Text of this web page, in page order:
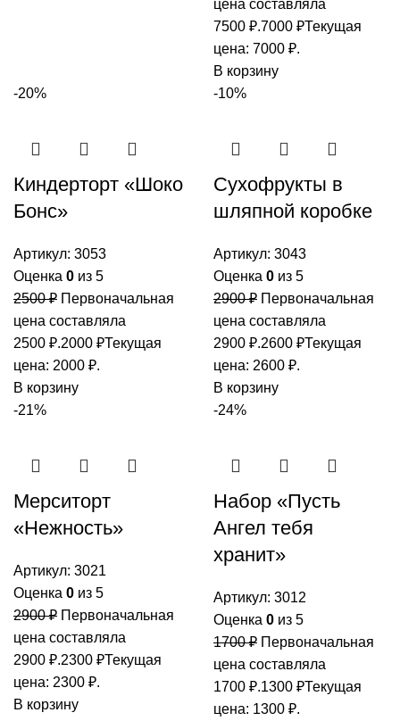
цена составляла
7500 ₽.7000 ₽Текущая
цена: 7000 ₽.
В корзину
-20%
Киндерторт «Шоко
Бонс»
Артикул: 3053
Оценка 0 из 5
2500₽ Первоначальная
цена составляла
2500 ₽.2000 ₽Текущая
цена: 2000 ₽.
В корзину
-10%
Сухофрукты в
шляпной коробке
Артикул: 3043
Оценка 0 из 5
2900₽ Первоначальная
цена составляла
2900 ₽.2600 ₽Текущая
цена: 2600 ₽.
В корзину
-21%
Мерситорт
«Нежность»
Артикул: 3021
Оценка 0 из 5
2900₽ Первоначальная
цена составляла
2900 ₽.2300 ₽Текущая
цена: 2300 ₽.
В корзину
-24%
Набор «Пусть
Ангел тебя
хранит»
Артикул: 3012
Оценка 0 из 5
1700₽ Первоначальная
цена составляла
1700 ₽.1300 ₽Текущая
цена: 1300 ₽.